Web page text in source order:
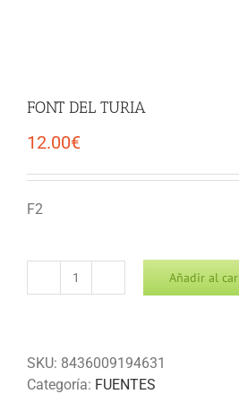
FONT DEL TURIA
12.00€
F2
FONT
Añadir al
SKU: 8436009194631
Categoría: FUENTES